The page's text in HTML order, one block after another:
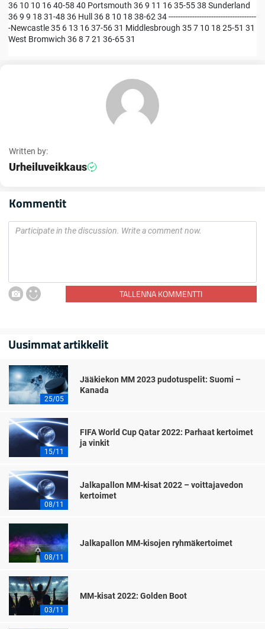
36 10 10 16 40-58 40 Portsmouth 36 9 11 16 35-55 38 Sunderland
36 9 9 18 31-48 36 Hull 36 8 10 18 38-62 34 -------------------------------------
-Newcastle 35 6 13 16 37-56 31 Middlesbrough 35 7 10 18 25-51 31
West Bromwich 36 8 7 21 36-65 31
Written by:
Urheiluveikkaus
Kommentit
TALLENNA KOMMENTTI
Uusimmat artikkelit
25/05
Jääkiekon MM 2023 pudotuspelit: Suomi –
Kanada
15/11
FIFA World Cup Qatar 2022: Parhaat kertoimet
ja vinkit
08/11
Jalkapallon MM-kisat 2022 – voittajavedon
kertoimet
08/11
Jalkapallon MM-kisojen ryhmäkertoimet
03/11
MM-kisat 2022: Golden Boot